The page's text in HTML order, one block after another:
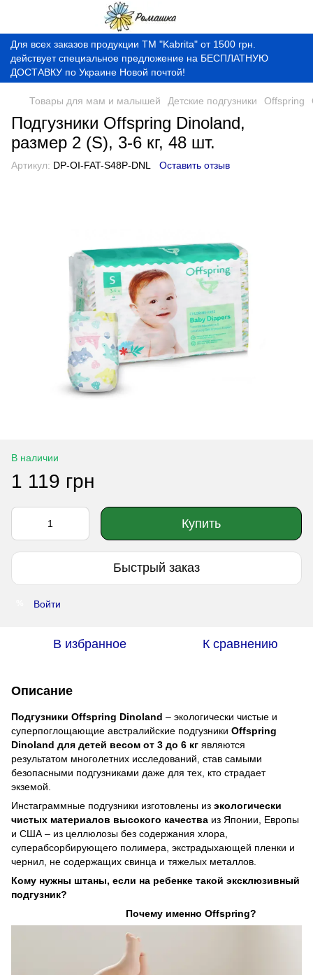
Для всех заказов продукции ТМ "Kabrita" от 1500 грн.
действует специальное предложение на БЕСПЛАТНУЮ
ДОСТАВКУ по Украине Новой почтой!
Товары для мам и малышей Детские подгузники Offspring
Подгузники Offspring Dinoland,
размер 2 (S), 3-6 кг, 48 шт.
Артикул: DP-OI-FAT-S48P-DNL Оставить отзыв
В наличии
1 119 грн
Купить
Быстрый заказ
Войти
В избранное К сравнению
Описание
Подгузники Offspring Dinoland – экологически чистые и
суперпоглощающие австралийские подгузники Offspring
Dinoland для детей весом от 3 до 6 кг являются
результатом многолетних исследований, став самыми
безопасными подгузниками даже для тех, кто страдает
экземой.
Инстаграммные подгузники изготовлены из экологически
чистых материалов высокого качества из Японии, Европы
и США – из целлюлозы без содержания хлора,
суперабсорбирующего полимера, экстрадыхающей пленки и
чернил, не содержащих свинца и тяжелых металлов.
Кому нужны штаны, если на ребенке такой эксклюзивный
подгузник?
Почему именно Offspring?